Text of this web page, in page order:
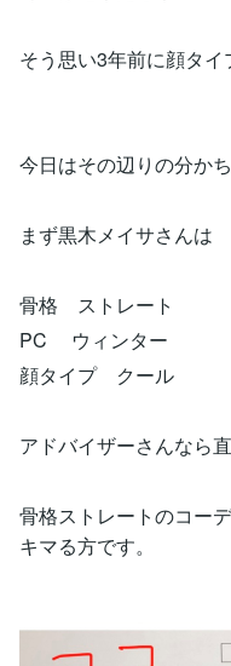
そう思い3年前に顔タイ
今日はその辺りの分か
まず黒木メイサさんは
骨格 ストレート
PC ウィンター
顔タイプ クール
アドバイザーさんなら
骨格ストレートのコー
キマる方です。